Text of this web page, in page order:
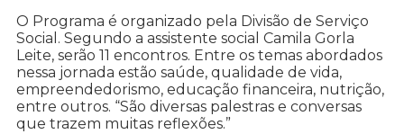
O Programa é organizado pela Divisão de Serviço
Social. Segundo a assistente social Camila Gorla
Leite, serão 11 encontros. Entre os temas abordados
nessa jornada estão saúde, qualidade de vida,
empreendedorismo, educação financeira, nutrição,
entre outros. “São diversas palestras e conversas
que trazem muitas reflexões.”